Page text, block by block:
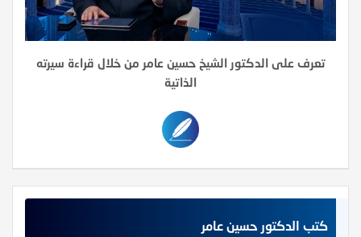
تعرف على الدكتور الشيخ حسين عامر من خلال قراءة سيرته
الذاتية
كتب الدكتور حسين عامر